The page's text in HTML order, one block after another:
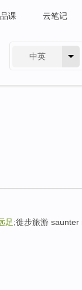
课 云笔记
中英
足;徙步旅游 saunter